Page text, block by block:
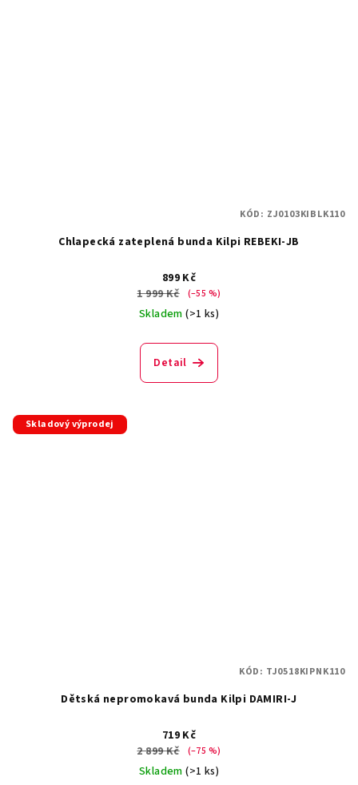
Chlapecká zateplená bunda Kilpi REBEKI-JB
899 Kč
1 999 Kč
(–55 %)
Skladem(>1 ks)
Detail
KÓD: ZJ0103KIBLK110
Skladový výprodej
Dětská nepromokavá bunda Kilpi DAMIRI-J
719 Kč
2 899 Kč
(–75 %)
Skladem(>1 ks)
KÓD: TJ0518KIPNK110